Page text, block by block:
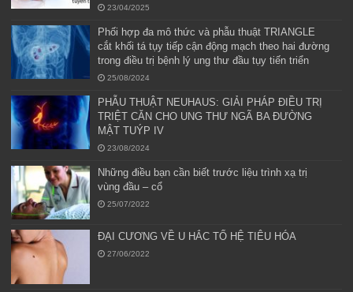
23/04/2025
Phối hợp đa mô thức và phẫu thuật TRIANGLE
cắt khối tá tụy tiếp cận động mạch theo hai đường
trong điều trị bệnh lý ung thư đầu tụy tiến triển
25/08/2024
PHẪU THUẬT NEUHAUS: GIẢI PHÁP ĐIỀU TRỊ
TRIỆT CĂN CHO UNG THƯ NGÃ BA ĐƯỜNG
MẬT TUÝP IV
23/08/2024
Những điều bạn cần biết trước liệu trình xạ trị
vùng đầu – cổ
25/07/2022
ĐẠI CƯƠNG VỀ U HẮC TỐ HỆ TIÊU HÓA
27/06/2022